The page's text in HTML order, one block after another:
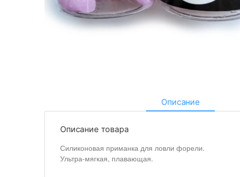
Описание
Описание товара
Силиконовая приманка для ловли форели.
Ультра-мягкая, плавающая.